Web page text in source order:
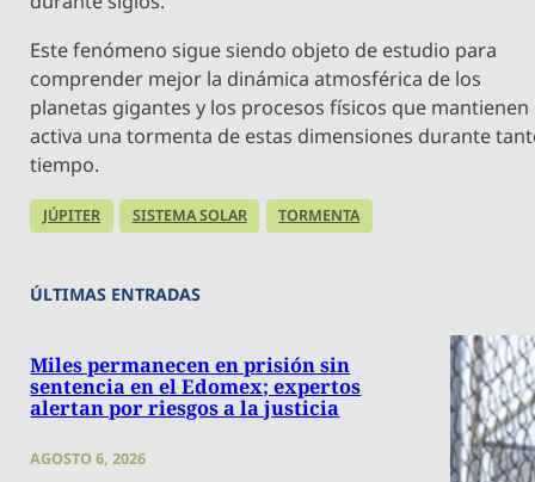
Este fenómeno sigue siendo objeto de estudio para
comprender mejor la dinámica atmosférica de los
planetas gigantes y los procesos físicos que mantienen
activa una tormenta de estas dimensiones durante
tiempo.
JÚPITER SISTEMA SOLAR TORMENTA
ÚLTIMAS ENTRADAS
Miles permanecen en prisión sin
sentencia en el Edomex; expertos
alertan por riesgos a la justicia
AGOSTO 6, 2026